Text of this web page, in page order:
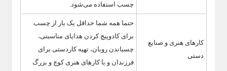
چسب استفاده می‌شود.
کارهای هنری و صنایع
دستی
حتما همه شما حداقل یک بار از چسب
برای کادوپیچ کردن هدایای مناسبتی،
چسباندن روبان، تهیه کاردستی برای
فرزندان و یا کارهای هنری کوچ و بزرگ